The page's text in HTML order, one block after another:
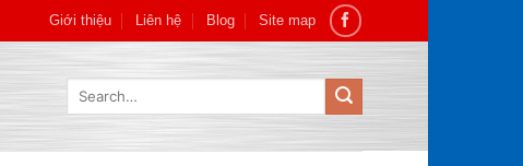
Giới thiệu Liên hệ Blog Site map
Search